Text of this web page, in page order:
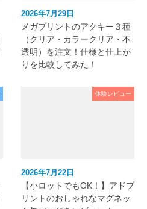
2026年7月29日
メガプリントのアクキー３種
（クリア・カラークリア・不
透明）を注文！仕様と仕上が
りを比較してみた！
体験レビュー
2026年7月22日
【小ロットでもOK！】アドプ
リントのおしゃれなマグネッ